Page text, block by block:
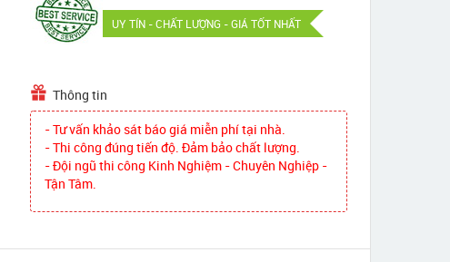
UY TÍN - CHẤT LƯỢNG - GIÁ TỐT NHẤT
Thông tin
- Tư vấn khảo sát báo giá miễn phí tại nhà.
- Thi công đúng tiến độ. Đảm bảo chất lượng.
- Đội ngũ thi công Kinh Nghiệm - Chuyên Nghiệp -
Tận Tâm.